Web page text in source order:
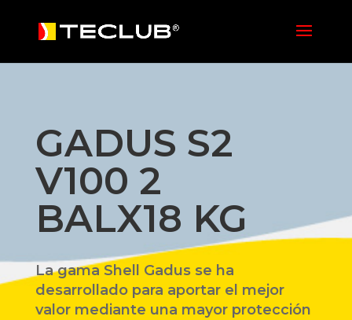
GADUS S2
V100 2
BALX18 KG
La gama Shell Gadus se ha
desarrollado para aportar el mejor
valor mediante una mayor protección